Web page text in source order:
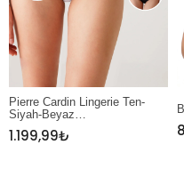
Belvü Siyah 1189 Desteksiz…
899,99₺